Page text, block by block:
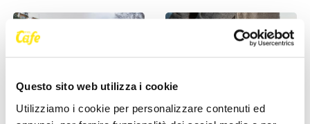
Questo sito web utilizza i cookie
Utilizziamo i cookie per personalizzare contenuti ed